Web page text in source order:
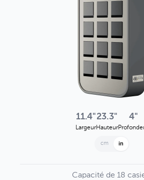
11.4"
Largeur
23.3"
Hauteur
4"
cm in
Capacité de 18